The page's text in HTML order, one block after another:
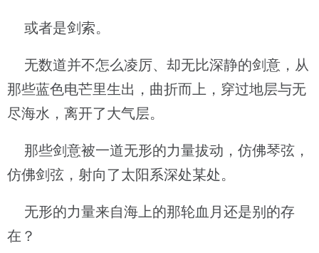
或者是剑索。
无数道并不怎么凌厉、却无比深静的剑意，从
那些蓝色电芒里生出，曲折而上，穿过地层与无
尽海水，离开了大气层。
那些剑意被一道无形的力量拔动，仿佛琴弦，
仿佛剑弦，射向了太阳系深处某处。
无形的力量来自海上的那轮血月还是别的存
在？